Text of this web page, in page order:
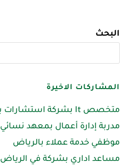
البحث
المشاركات الاخيرة
متخصص It بشركة استشارات بالرياض
مدربة إدارة أعمال بمعهد نسائي
موظفي خدمة عملاء بالرياض
مساعد اداري بشركة في الرياض